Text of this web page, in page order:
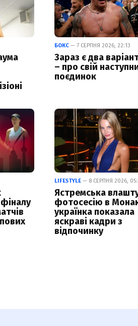
БОКС— 7 СЕРПНЯ 2026, 22:13
Зараз є два
– про свій
поєдинок
LIFESTYLE— 8 СЕРПНЯ 2026,
Ястремська
фотосесію в
українка показала
яскраві кадри з
відпочинку